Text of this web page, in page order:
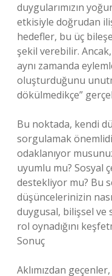
duygularımızın
etkisiyle doğrudan
hedefler, bu üç
şekil verebilir.
aynı zamanda
oluşturduğunu
dökülmedikçe”
Bu noktada, kendi
sorgulamak
odaklanıyor
uyumlu mu? Sosyal
destekliyor mu? Bu
düşüncelerinizin
duygusal, bilişsel
rol oynadığını
Sonuç
Aklımızdan